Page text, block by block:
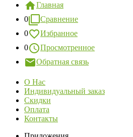
Главная
0
Сравнение
0
Избранное
0
Просмотренное
Обратная связь
О Нас
Индивидуальный заказ
Скидки
Оплата
Контакты